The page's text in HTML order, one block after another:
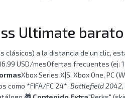
Ultimate barato
a la distancia de un clic,
USD/mesOfertas frecuentes (ej:
Xbox Series X|S, Xbox One, PC
como *FIFA/FC 24*, Battlefield 2042,